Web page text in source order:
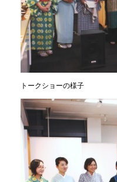
トークショーの様子